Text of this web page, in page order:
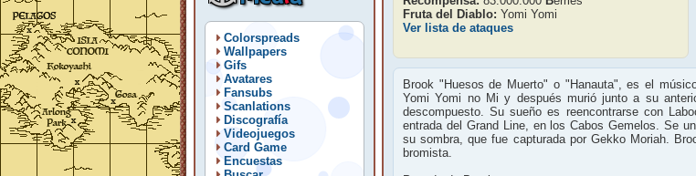
Colorspreads
Wallpapers
Gifs
Avatares
Fansubs
Scanlations
Discografía
Videojuegos
Card Game
Encuestas
Fruta del Diablo: Yomi Yomi
Ver lista de ataques
Brook "Huesos de Muerto" o "Hanauta", es el
Yomi Yomi no Mi y después murió junto a su
descompuesto. Su sueño es reencontrarse con
entrada del Grand Line, en los Cabos Gemelos. Se
su sombra, que fue capturada por Gekko Moriah.
bromista.